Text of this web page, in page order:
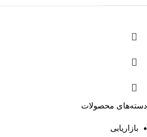
دسته‌های محصولات
بازاریابی